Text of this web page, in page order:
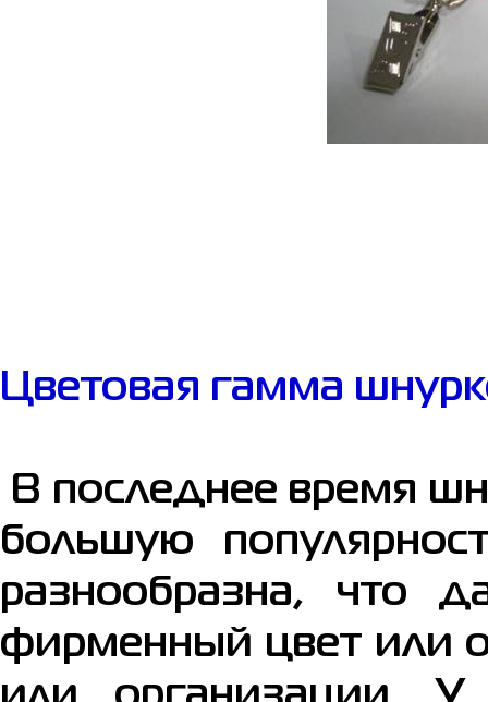
Цветовая гамма
В последнее время
большую
разнообразна, что
фирменный цвет или